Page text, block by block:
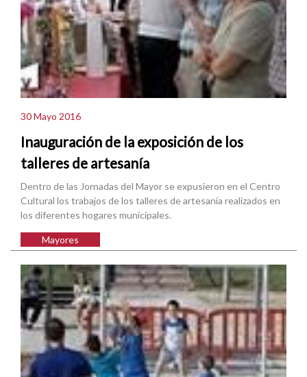
30 Mayo 2016
Inauguración de la exposición de los
talleres de artesanía
Dentro de las Jornadas del Mayor se expusieron en el Centro
Cultural los trabajos de los talleres de artesanía realizados en
los diferentes hogares municipales.
Mayores